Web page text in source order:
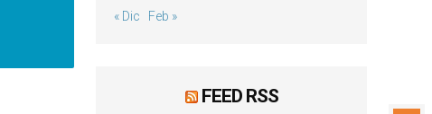
« Dic Feb »
FEED RSS